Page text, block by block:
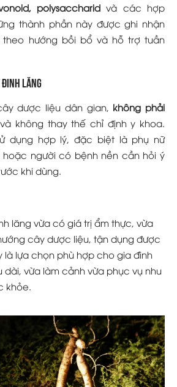
polysaccharid và các hợp
thành phần này được ghi nhận
hướng bồi bổ và hỗ trợ tuần
đinh lăng
dược liệu dân gian, không phải
và không thay thế chỉ định y khoa.
dụng hợp lý, đặc biệt là phụ nữ
hoặc người có bệnh nền cần hỏi ý
khi dùng.
lăng vừa có giá trị ẩm thực, vừa
cây dược liệu, tận dụng được
là lựa chọn phù hợp cho gia đình
dài, vừa làm cảnh vừa phục vụ nhu
khỏe.